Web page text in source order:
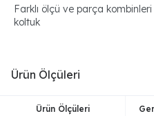
Farklı ölçü ve parça
koltuk
Ürün Ölçüleri
Ürün Ölçüleri